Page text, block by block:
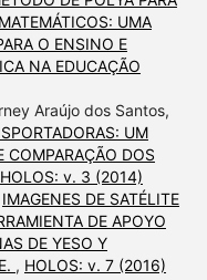
UMA
O ENSINO E
NA EDUCAÇÃO
Araújo dos Santos,
UM
COMPARAÇÃO DOS
HOLOS: v. 3 (2014)
IMAGENES DE SATÉLITE
DE APOYO
DE YESO Y
, HOLOS: v. 7 (2016)